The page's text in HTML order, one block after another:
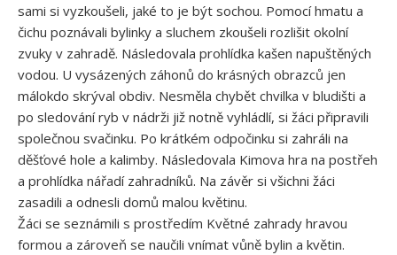
sami si vyzkoušeli, jaké to je být sochou. Pomocí hmatu a
čichu poznávali bylinky a sluchem zkoušeli rozlišit okolní
zvuky v zahradě. Následovala prohlídka kašen napuštěných
vodou. U vysázených záhonů do krásných obrazců jen
málokdo skrýval obdiv. Nesměla chybět chvilka v bludišti a
po sledování ryb v nádrži již notně vyhládlí, si žáci připravili
společnou svačinku. Po krátkém odpočinku si zahráli na
děšťové hole a kalimby. Následovala Kimova hra na postřeh
a prohlídka nářadí zahradníků. Na závěr si všichni žáci
zasadili a odnesli domů malou květinu.
Žáci se seznámili s prostředím Květné zahrady hravou
formou a zároveň se naučili vnímat vůně bylin a květin.